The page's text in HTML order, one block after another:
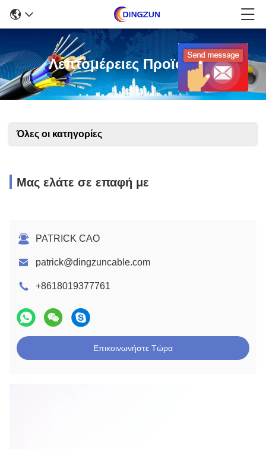
Λεπτομέρειες Προϊόντων
Όλες οι κατηγορίες
Μας ελάτε σε επαφή με
PATRICK CAO
patrick@dingzuncable.com
+8618019377761
Επικοινωνήστε Τώρα